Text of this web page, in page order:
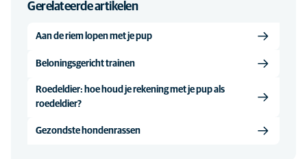
Gerelateerde artikelen
Aan de riem lopen met je pup
Beloningsgericht trainen
Roedeldier: hoe houd je rekening met je pup als
roedeldier?
Gezondste hondenrassen